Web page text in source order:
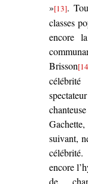
»[13].
classes
encore
Brisson
suivant,
célébrité.
encore
de